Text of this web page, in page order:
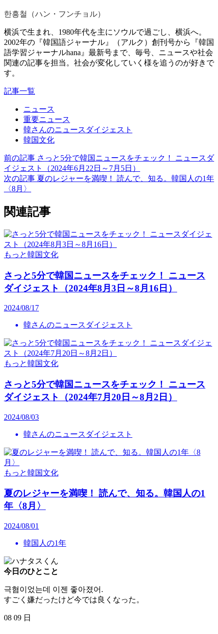
한흥철（ハン・フンチョル）
横浜で生まれ、1980年代を主にソウルで過ごし、横浜へ。
2002年の『韓国語ジャーナル』（アルク）創刊号から『韓国
語学習ジャーナルhana』最新号まで、毎号、ニュースや社会
関連の記事を担当。社会が変化していく様を追うのが好きで
す。
記事一覧
ニュース
重要ニュース
韓さんのニュースダイジェスト
韓国文化
前の記事 さっと5分で韓国ニュースをチェック！ ニュースダ
イジェスト（2024年6月22日～7月5日）
次の記事 夏のレジャーを満喫！ 読んで、知る。韓国人の1年
〈8月〉
関連記事
もっと韓国文化
さっと5分で韓国ニュースをチェック！ ニュース
ダイジェスト（2024年8月3日～8月16日）
2024/08/17
韓さんのニュースダイジェスト
もっと韓国文化
さっと5分で韓国ニュースをチェック！ ニュース
ダイジェスト（2024年7月20日～8月2日）
2024/08/03
韓さんのニュースダイジェスト
もっと韓国文化
夏のレジャーを満喫！ 読んで、知る。韓国人の1
年〈8月〉
2024/08/01
韓国人の1年
今日のひとこと
극혐이었는데 이젠 좋아졌어.
すごく嫌だったけど今では良くなった。
08 09 日